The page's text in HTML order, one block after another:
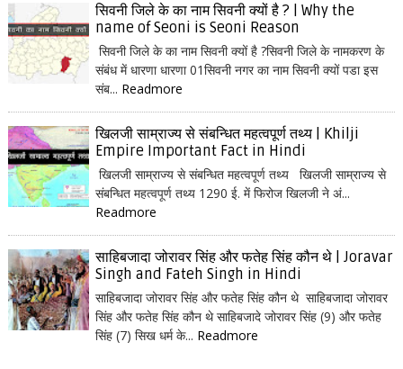
सिवनी जिले के का नाम सिवनी क्यों है ? | Why the
name of Seoni is Seoni Reason
सिवनी जिले के का नाम सिवनी क्यों है ?सिवनी जिले के नामकरण के
संबंध में धारणा धारणा 01सिवनी नगर का नाम सिवनी क्यों पडा इस
संब... Readmore
खिलजी साम्राज्य से संबन्धित महत्वपूर्ण तथ्य | Khilji
Empire Important Fact in Hindi
खिलजी साम्राज्य से संबन्धित महत्वपूर्ण तथ्य खिलजी साम्राज्य से
संबन्धित महत्वपूर्ण तथ्य 1290 ई. में फिरोज खिलजी ने अं...
Readmore
साहिबजादा जोरावर सिंह और फतेह सिंह कौन थे | Joravar
Singh and Fateh Singh in Hindi
साहिबजादा जोरावर सिंह और फतेह सिंह कौन थे साहिबजादा जोरावर
सिंह और फतेह सिंह कौन थे साहिबजादे जोरावर सिंह (9) और फतेह
सिंह (7) सिख धर्म के... Readmore